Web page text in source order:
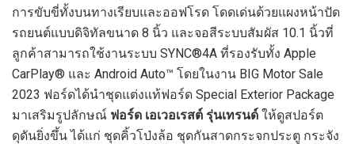
การขับขี่ทั้งบนทางเรียบและออฟโรด โดดเด่นด้วยแผงหน้าปัด
รถยนต์แบบดิจิทัลขนาด 8 นิ้ว และจอสีระบบสัมผัส 10.1 นิ้วที่
ลูกค้าสามารถใช้งานระบบ SYNC®4A ที่รองรับทั้ง Apple
CarPlay® และ Android Auto™ โดยในงาน BIG Motor Sale
2023 ฟอร์ดได้นำชุดแต่งแท้ฟอร์ด Special Exterior Package
มาเสริมรูปลักษณ์ ฟอร์ด เอเวอเรสต์ รุ่นเทรนด์ ให้ดูสปอร์ต
ดุดันยิ่งขึ้น ได้แก่ ชุดคิ้วโป่งล้อ ชุดกันสาดกระจกประตู กระจัง